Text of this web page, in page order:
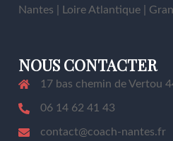
Nantes | Loire Atlantique |
NOUS CONTACTER
17 bas chemin de Vertou
06 14 62 41 43
contact@coach-nantes.fr